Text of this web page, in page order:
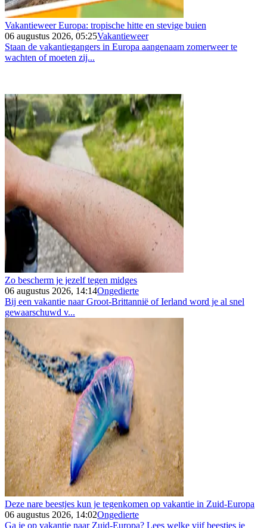
Vakantieweer Europa: tropische hitte en stevige buien
06 augustus 2026, 05:25Vakantieweer
Staan de vakantiegangers in Europa aangenaam zomerweer te
wachten of moeten zij...
Zo bescherm je jezelf tegen midges
06 augustus 2026, 14:14Ongedierte
Bij een vakantie naar Groot-Brittannië of Ierland word je al snel
gewaarschuwd v...
Deze nare beestjes kun je tegenkomen op vakantie in Zuid-Europa
06 augustus 2026, 14:02Ongedierte
Ga je op vakantie naar Zuid-Europa? Lees welke vijf beestjes je